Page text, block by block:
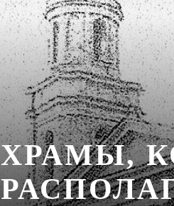
ХРАМЫ,